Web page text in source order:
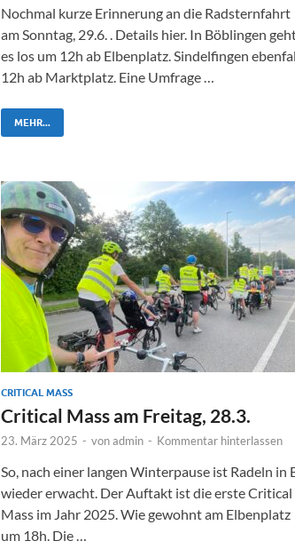
Nochmal kurze Erinnerung an die Radsternfahrt
am Sonntag, 29.6. . Details hier. In Böblingen
es los um 12h ab Elbenplatz. Sindelfingen
12h ab Marktplatz. Eine Umfrage …
MEHR...
CRITICAL MASS
Critical Mass am Freitag, 28.3.
23. März 2025 - vonadmin - Kommentar hinterlassen
So, nach einer langen Winterpause ist Radeln in
wieder erwacht. Der Auftakt ist die erste Critical
Mass im Jahr 2025. Wie gewohnt am Elbenplatz
um 18h. Die …